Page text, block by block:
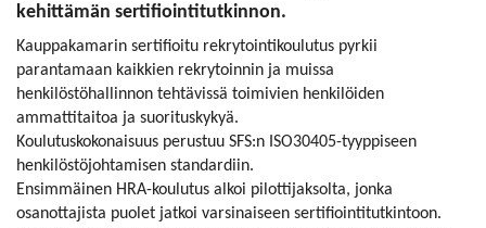
kehittämän sertifiointitutkinnon.
Kauppakamarin sertifioitu rekrytointikoulutus pyrkii
parantamaan kaikkien rekrytoinnin ja muissa
henkilöstöhallinnon tehtävissä toimivien henkilöiden
ammattitaitoa ja suorituskykyä.
Koulutuskokonaisuus perustuu SFS:n ISO30405-tyyppiseen
henkilöstöjohtamisen standardiin.
Ensimmäinen HRA-koulutus alkoi pilottijaksolta, jonka
osanottajista puolet jatkoi varsinaiseen sertifiointitutkintoon.